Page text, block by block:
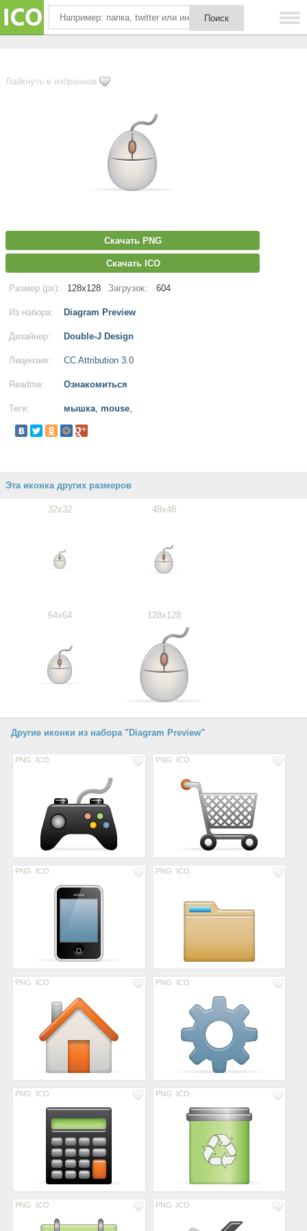
Лайкнуть в избранное
Скачать PNG
Скачать ICO
Размер (px): 128x128 Загрузок: 604
Из набора: Diagram Preview
Дизайнер: Double-J Design
Лицензия: CC Attribution 3.0
Readme: Ознакомиться
Теги: мышка, mouse,
Эта иконка других размеров
32x32 48x48
64x64 128x128
Другие иконки из набора "Diagram Preview"
PNG ICO PNG ICO
PNG ICO PNG ICO
PNG ICO PNG ICO
PNG ICO PNG ICO
PNG ICO PNG ICO